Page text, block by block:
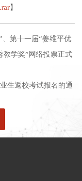
】
、第十一届“姜维平优
教学奖”网络投票正式
生返校考试报名的通